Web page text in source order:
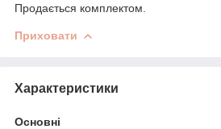
Продається комплектом.
Приховати
Характеристики
Основні